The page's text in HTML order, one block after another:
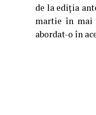
de la ediția
martie în mai
abordat-o în